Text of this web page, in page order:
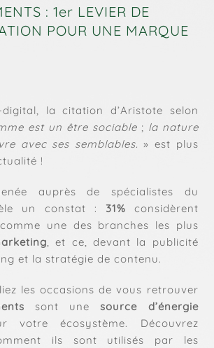
: 1er LEVIER DE
POUR UNE MARQUE
la citation d’Aristote selon
est un être sociable; la nature
avec ses semblables. » est plus
!
auprès de spécialistes du
un constat : 31% considèrent
comme une des branches les plus
, et ce, devant la publicité
et la stratégie de contenu.
les occasions de vous retrouver
sont unesource d’énergie
votre écosystème. Découvrez
ils sont utilisés par les